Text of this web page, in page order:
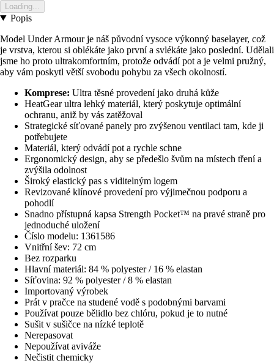
Loading...
Popis
Model Under Armour je náš původní vysoce výkonný baselayer, což
je vrstva, kterou si oblékáte jako první a svlékáte jako poslední. Udělali
jsme ho proto ultrakomfortním, protože odvádí pot a je velmi pružný,
aby vám poskytl větší svobodu pohybu za všech okolností.
Komprese: Ultra těsné provedení jako druhá kůže
HeatGear ultra lehký materiál, který poskytuje optimální
ochranu, aniž by vás zatěžoval
Strategické síťované panely pro zvýšenou ventilaci tam, kde ji
potřebujete
Materiál, který odvádí pot a rychle schne
Ergonomický design, aby se předešlo švům na místech tření a
zvýšila odolnost
Široký elastický pas s viditelným logem
Revizované klínové provedení pro výjimečnou podporu a
pohodlí
Snadno přístupná kapsa Strength Pocket™ na pravé straně pro
jednoduché uložení
Číslo modelu: 1361586
Vnitřní šev: 72 cm
Bez rozparku
Hlavní materiál: 84 % polyester / 16 % elastan
Síťovina: 92 % polyester / 8 % elastan
Importovaný výrobek
Prát v pračce na studené vodě s podobnými barvami
Používat pouze bělidlo bez chlóru, pokud je to nutné
Sušit v sušičce na nízké teplotě
Nerepasovat
Nepoužívat aviváže
Nečistit chemicky